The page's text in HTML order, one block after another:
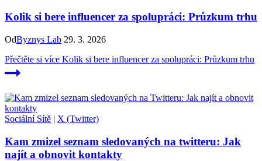
Kolik si bere influencer za spolupráci: Průzkum trhu
OdByznys Lab 29. 3. 2026
Přečtěte si více Kolik si bere influencer za spolupráci: Průzkum trhu
Sociální Sítě | X (Twitter)
Kam zmizel seznam sledovaných na twitteru: Jak
najít a obnovit kontakty